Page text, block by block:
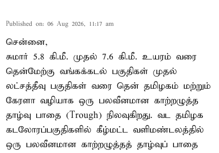
Published on: 06 Aug 2026, 11:17 am
சென்னை,
சுமார் 5.8 கி.மீ. முதல் 7.6 கி.மீ. உயரம் வரை
தென்மேற்கு வங்கக்கடல் பகுதிகள் முதல்
லட்சத்தீவு பகுதிகள் வரை தென் தமிழகம் மற்றும்
கேரளா வழியாக ஒரு பலவீனமான காற்றழுத்த
தாழ்வு பாதை (Trough) நிலவுகிறது. வட தமிழக
கடலோரப்பகுதிகளில் கீழ்மட்ட வளிமண்டலத்தில்
ஒரு பலவீனமான காற்றழுத்தத் தாழ்வுப் பாதை